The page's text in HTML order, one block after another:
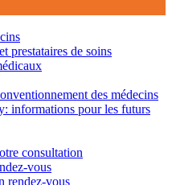
prestataires de soins
des médecins
informations pour les futurs
consultation
vous
rendez-vous